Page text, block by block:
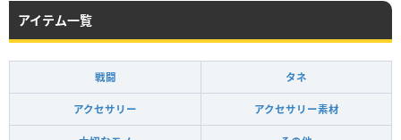
アイテム一覧
戦闘 タネ
アクセサリー アクセサリー素材